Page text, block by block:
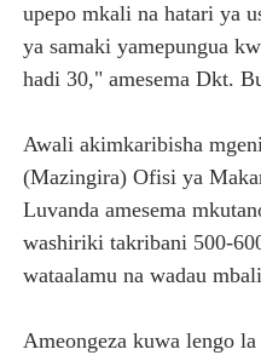
upepo mkali na hatari ya
ya samaki yamepungua
hadi 30," amesema Dkt.
Awali akimkaribisha
(Mazingira) Ofisi ya
Luvanda amesema
washiriki takribani 500-
wataalamu na wadau
Ameongeza kuwa lengo